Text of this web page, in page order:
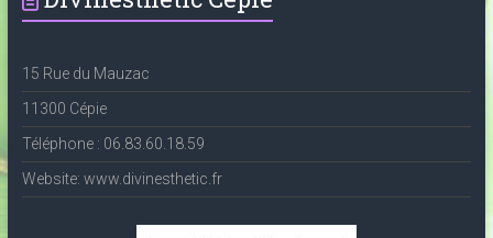
15 Rue du Mauzac
11300 Cépie
Téléphone : 06.83.60.18.59
Website: www.divinesthetic.fr